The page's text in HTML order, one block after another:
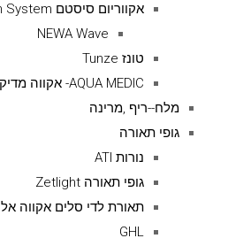
אקווריום סיסטם Aquarium System
NEWA Wave
טונז Tunze
AQUA MEDIC- אקווה מדיק
מלח--ריף ,מרינה
גופי תאורה
נורות ATI
גופי תאורה Zetlight
תאורת לדי סלים אקווה אל
GHL